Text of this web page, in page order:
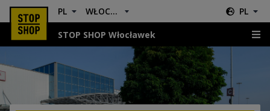
PL WŁOCŁAWEK PL
STOP SHOP Włocławek